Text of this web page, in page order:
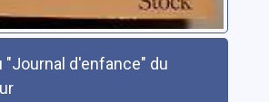
"Journal d'enfance" du